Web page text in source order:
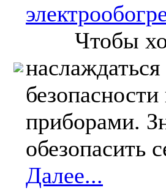
Чтобы
приборами.
обезопасить
Далее...